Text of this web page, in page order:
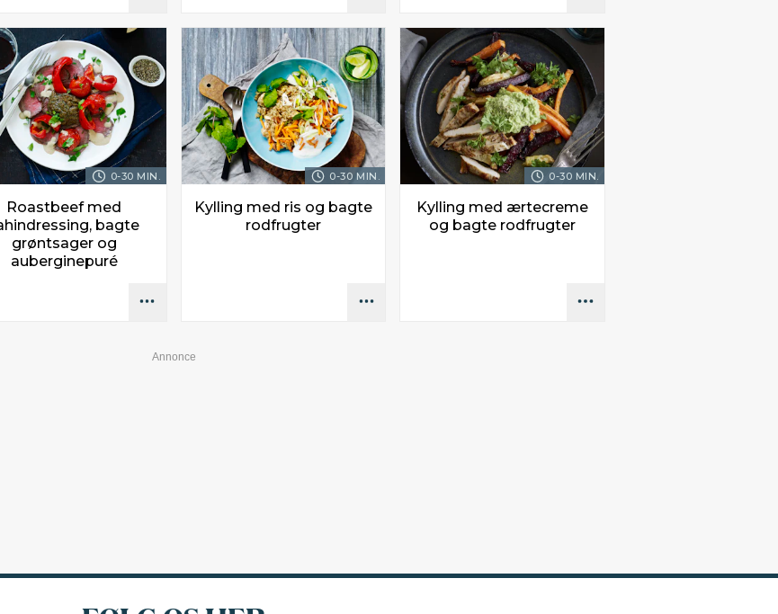
0-30 MIN.
Roastbeef med
bagte
grøntsager og
auberginepuré
0-30 MIN.
Kylling med ris og bagte
rodfrugter
0-30 MIN.
Kylling med ærtecreme
og bagte rodfrugter